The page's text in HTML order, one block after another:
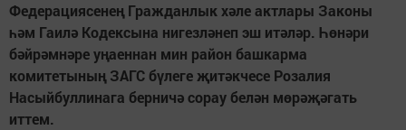
Федерациясенең Гражданлык хәле актлары Законы
һәм Гаилә Кодексына нигезләнеп эш итәләр. Һөнәри
бәйрәмнәре уңаеннан мин район башкарма
комитетының ЗАГС бүлеге җитәкчесе Розалия
Насыйбуллинага берничә сорау белән мөрәҗәгать
иттем.